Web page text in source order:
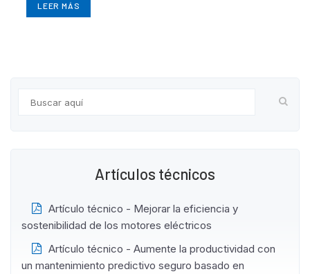
LEER MÁS
Artículos técnicos
Artículo técnico - Mejorar la eficiencia y
sostenibilidad de los motores eléctricos
Artículo técnico - Aumente la productividad con
un mantenimiento predictivo seguro basado en